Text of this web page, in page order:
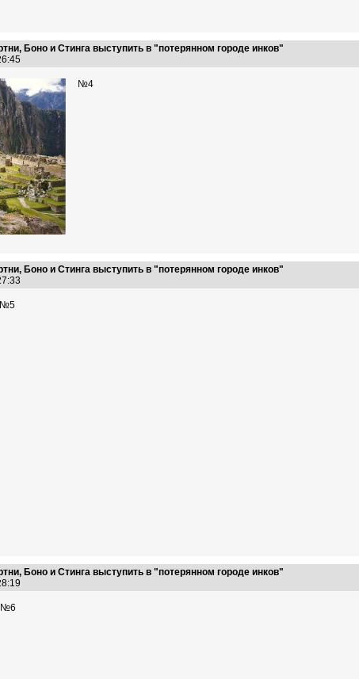
Боно и Стинга выступить в "потерянном городе инков"
№4
Боно и Стинга выступить в "потерянном городе инков"
№5
Боно и Стинга выступить в "потерянном городе инков"
№6